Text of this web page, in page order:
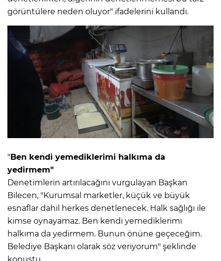
görüntülere neden oluyor" ifadelerini kullandı.
"Ben kendi yemediklerimi halkıma da
yedirmem"
Denetimlerin artırılacağını vurgulayan Başkan
Bilecen, "Kurumsal marketler, küçük ve büyük
esnaflar dahil herkes denetlenecek. Halk sağlığı ile
kimse oynayamaz. Ben kendi yemediklerimi
halkıma da yedirmem. Bunun önüne geçeceğim.
Belediye Başkanı olarak söz veriyorum" şeklinde